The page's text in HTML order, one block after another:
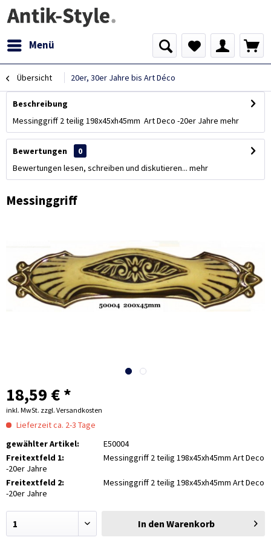
Menü
Übersicht 20er, 30er Jahre bis Art Déco
Beschreibung
Messinggriff 2 teilig 198x45xh45mm Art Deco -20er Jahre mehr
Bewertungen
0
Bewertungen lesen, schreiben und diskutieren... mehr
Messinggriff
18,59 € *
inkl. MwSt. zzgl. Versandkosten
Lieferzeit ca. 2-3 Tage
gewählter Artikel:
E50004
Freitextfeld 1:
Messinggriff 2 teilig 198x45xh45mm Art Deco
-20er Jahre
Freitextfeld 2:
Messinggriff 2 teilig 198x45xh45mm Art Deco
-20er Jahre
In den Warenkorb